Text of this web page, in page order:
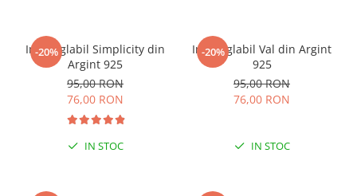
-20%
Inel reglabil Simplicity din
Argint 925
95,00 RON
76,00 RON
IN STOC
-20%
Inel reglabil Val din Argint
925
95,00 RON
76,00 RON
IN STOC